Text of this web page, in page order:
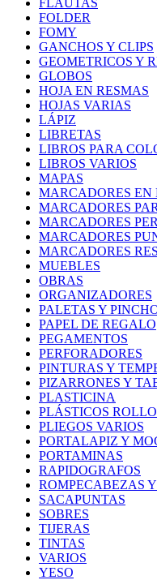
FOLDER
FOMY
GANCHOS Y CLIPS
GEOMETRICOS Y
GLOBOS
HOJA EN RESMAS
HOJAS VARIAS
LÁPIZ
LIBRETAS
LIBROS PARA
LIBROS VARIOS
MAPAS
MARCADORES EN
MARCADORES
MARCADORES
MARCADORES
MARCADORES
MUEBLES
OBRAS
ORGANIZADORES
PALETAS Y
PAPEL DE REGALO
PEGAMENTOS
PERFORADORES
PINTURAS Y
PIZARRONES Y
PLASTICINA
PLÁSTICOS ROLLO
PLIEGOS VARIOS
PORTALAPIZ Y
PORTAMINAS
RAPIDOGRAFOS
ROMPECABEZAS
SACAPUNTAS
SOBRES
TIJERAS
TINTAS
VARIOS
YESO